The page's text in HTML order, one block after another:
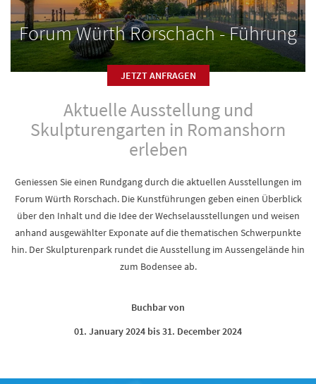
Forum Würth Rorschach - Führung
JETZT ANFRAGEN
Aktuelle Ausstellung und
Skulpturengarten in Romanshorn
erleben
Geniessen Sie einen Rundgang durch die aktuellen Ausstellungen im
Forum Würth Rorschach. Die Kunstführungen geben einen Überblick
über den Inhalt und die Idee der Wechselausstellungen und weisen
anhand ausgewählter Exponate auf die thematischen Schwerpunkte
hin. Der Skulpturenpark rundet die Ausstellung im Aussengelände hin
zum Bodensee ab.
Buchbar von
01. January 2024 bis 31. December 2024